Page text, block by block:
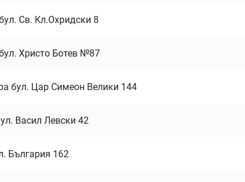
Св. Кл.Охридски 8
Христо Ботев №87
бул. Цар Симеон Велики 144
Васил Левски 42
България 162